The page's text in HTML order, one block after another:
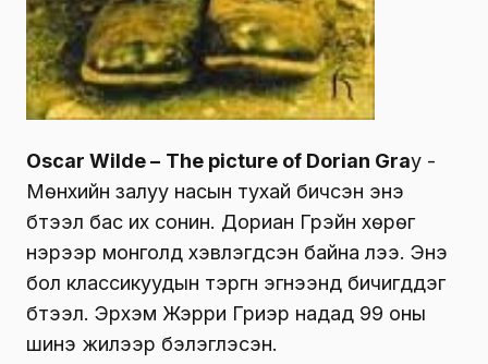
Oscar Wilde – The picture of Dorian Gray -
Mөнхийн залуу насын тухай бичсэн энэ
бүтээл бас их сонин. Дориан Грэйн хөрөг
нэрээр монголд хэвлэгдсэн байна лээ. Энэ
бол классикуудын тэргүүн эгнээнд бичигддэг
бүтээл. Эрхэм Жэрри Гриэр надад 99 оны
шинэ жилээр бэлэглэсэн.